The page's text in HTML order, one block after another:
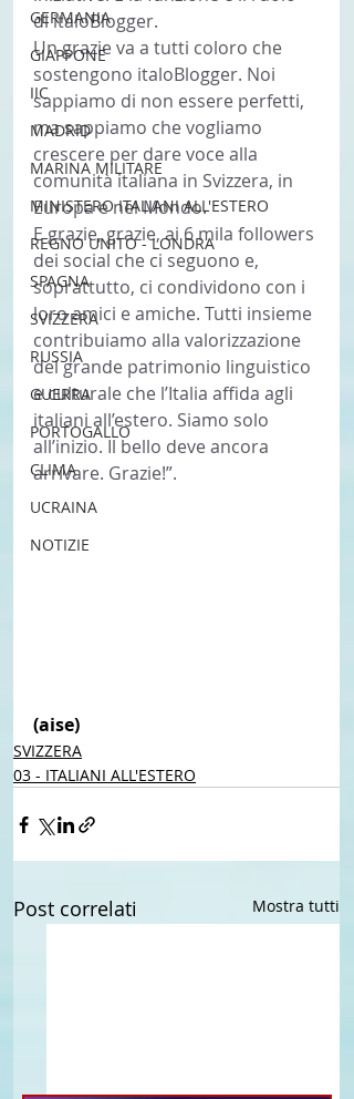
GERMANIA
GIAPPONE
IIC
MADRID
MARINA MILITARE
MINISTERO ITALIANI ALL'ESTERO
REGNO UNITO - LONDRA
SPAGNA
SVIZZERA
RUSSIA
GUERRA
PORTOGALLO
CLIMA
UCRAINA
NOTIZIE
di italoBlogger.
Un grazie va a tutti coloro che
sostengono italoBlogger. Noi
sappiamo di non essere perfetti,
ma sappiamo che vogliamo
crescere per dare voce alla
comunità italiana in Svizzera, in
Europa e nel Mondo.
E grazie, grazie, ai 6 mila followers
dei social che ci seguono e,
soprattutto, ci condividono con i
loro amici e amiche. Tutti insieme
contribuiamo alla valorizzazione
del grande patrimonio linguistico
e culturale che l’Italia affida agli
italiani all’estero. Siamo solo
all’inizio. Il bello deve ancora
arrivare. Grazie!”.
(aise)
SVIZZERA
03 - ITALIANI ALL'ESTERO
Post correlati Mostra tutti